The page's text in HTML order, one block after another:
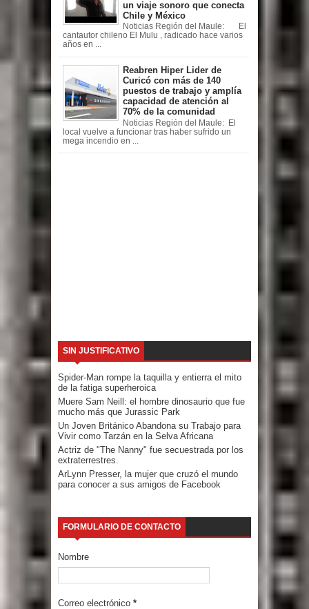
un viaje sonoro que conecta
Chile y México
Noticias Región del Maule: El
cantautor chileno El Mulu , radicado hace varios
años en ...
Reabren Hiper Lider de
Curicó con más de 140
puestos de trabajo y amplía
capacidad de atención al
70% de la comunidad
Noticias Región del Maule: El
local vuelve a funcionar tras haber sufrido un
mega incendio en ...
SIN JUSTIFICATIVO
Spider-Man rompe la taquilla y entierra el mito
de la fatiga superheroica
Muere Sam Neill: el hombre dinosaurio que fue
mucho más que Jurassic Park
Un Joven Británico Abandona su Trabajo para
Vivir como Tarzán en la Selva Africana
Actriz de "The Nanny" fue secuestrada por los
extraterrestres.
ArLynn Presser, la mujer que cruzó el mundo
para conocer a sus amigos de Facebook
FORMULARIO DE CONTACTO
Nombre
Correo electrónico *